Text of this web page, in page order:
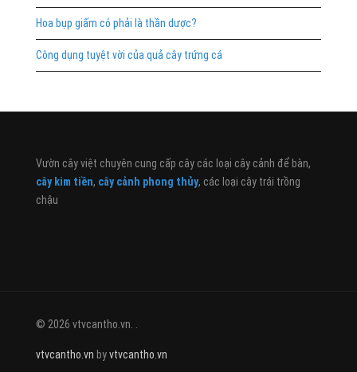
Hoa bụp giấm có phải là thần dược?
Công dụng tuyệt vời của quả cây trứng cá
Vườn cây việt chuyên cung cấp cây các loại cây cảnh để bàn,
cây kim tiền, cây cảnh phong thủy, các loại cây trái trồng
chậu
© 2026 vtvcantho.vn. .
vtvcantho.vn byvtvcantho.vn